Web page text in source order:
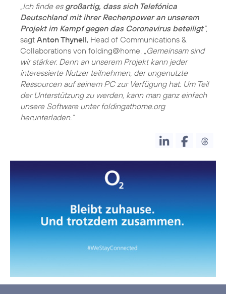
„Ich finde es großartig, dass sich Telefónica
Deutschland mit ihrer Rechenpower an unserem
Projekt im Kampf gegen das Coronavirus beteiligt“,
sagt Anton Thynell, Head of Communications &
Collaborations von folding@home.
„Gemeinsam sind
wir stärker. Denn an unserem Projekt kann jeder
interessierte Nutzer teilnehmen, der ungenutzte
Ressourcen auf seinem PC zur Verfügung hat. Um Teil
der Unterstützung zu werden, kann man ganz einfach
unsere Software unter foldingathome.org
herunterladen.“